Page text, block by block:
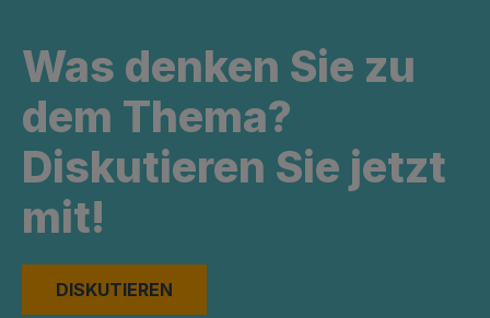
Was denken Sie zu
dem Thema?
Diskutieren Sie jetzt
mit!
DISKUTIEREN